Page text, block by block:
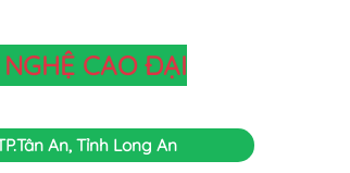
CAO ĐẠI
An, Tỉnh Long An